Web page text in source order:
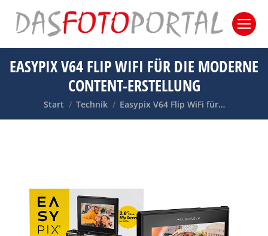
EASYPIX V64 FLIP WIFI FÜR DIE MODERNE
CONTENT-ERSTELLUNG
Sie befinden sich hier:
Start Technik Easypix V64 Flip WiFi für…